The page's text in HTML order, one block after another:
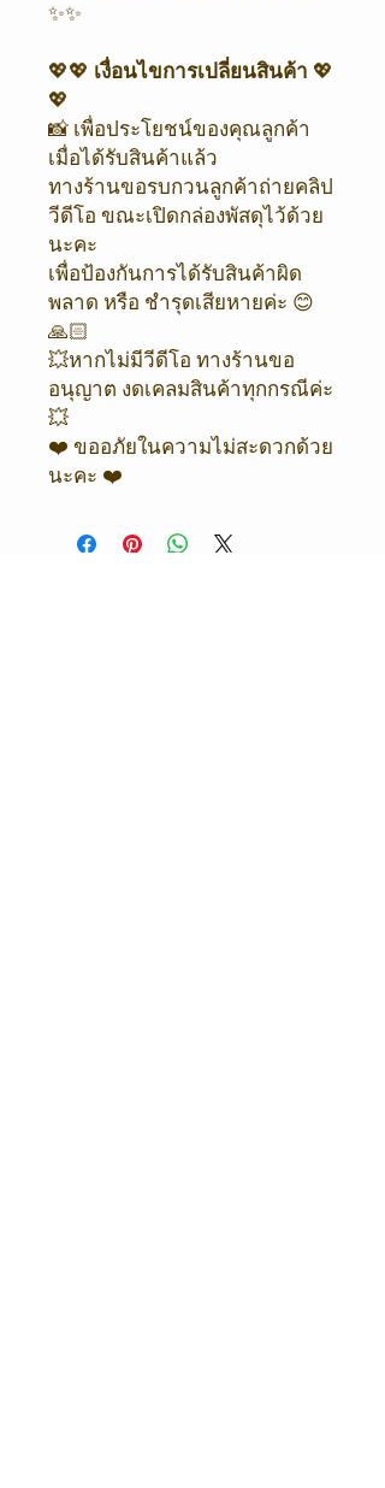
✨✨
💖💖 เงื่อนไขการเปลี่ยนสินค้า 💖
💖
📸 เพื่อประโยชน์ของคุณลูกค้า
เมื่อได้รับสินค้าแล้ว
ทางร้านขอรบกวนลูกค้าถ่ายคลิป
วีดีโอ ขณะเปิดกล่องพัสดุไว้ด้วย
นะคะ
เพื่อป้องกันการได้รับสินค้าผิด
พลาด หรือ ชำรุดเสียหายค่ะ 😊
🙏🏻
💥หากไม่มีวีดีโอ ทางร้านขอ
อนุญาต งดเคลมสินค้าทุกกรณีค่ะ
💥
❤️ ขออภัยในความไม่สะดวกด้วย
นะคะ ❤️